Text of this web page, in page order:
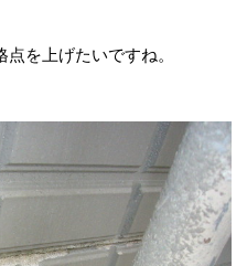
を上げたいですね。